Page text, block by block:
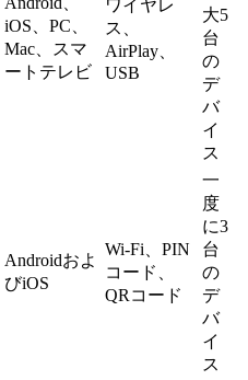
iOS、PC、
Mac、スマ
ートテレビ
ワイヤレ
ス、
AirPlay、
USB
大5
台
の
デ
バ
イ
ス
Androidおよ
びiOS
Wi-Fi、PIN
コード、
QRコード
一
度
に3
台
の
デ
バ
イ
ス